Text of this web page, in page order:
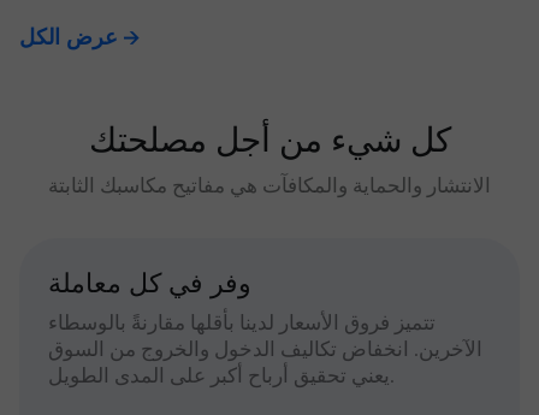
عرض الكل
كل شيء من أجل مصلحتك
الانتشار والحماية والمكافآت هي مفاتيح مكاسبك الثابتة
وفر في كل معاملة
تتميز فروق الأسعار لدينا بأقلها مقارنةً بالوسطاء
الآخرين. انخفاض تكاليف الدخول والخروج من السوق
يعني تحقيق أرباح أكبر على المدى الطويل.